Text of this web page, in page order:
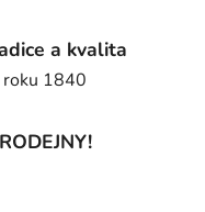
a kvalita
roku 1840